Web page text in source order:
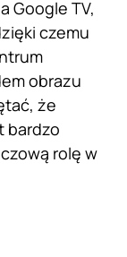
Google TV,
czemu
obrazu
że
bardzo
rolę w